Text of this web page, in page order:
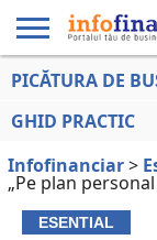
EDUCAȚIE
LA ZI
AFACERILOR
PICĂTURA DE
GHID PRACTIC
Infofinanciar>
„Pe plan
ESENTIAL